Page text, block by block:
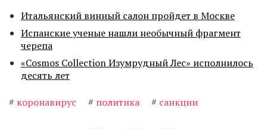
Итальянский винный салон пройдет в Москве
Испанские ученые нашли необычный фрагмент
черепа
«Cosmos Collection Изумрудный Лес» исполнилось
десять лет
# коронавирус # политика # санкции